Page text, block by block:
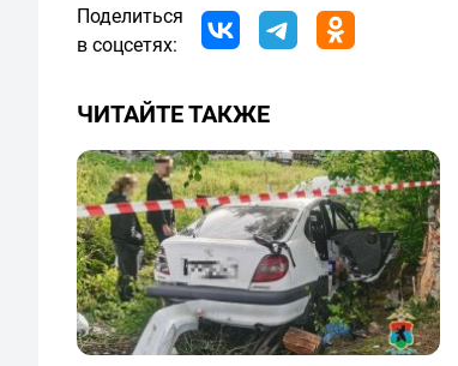
Поделиться
в соцсетях:
ЧИТАЙТЕ ТАКЖЕ